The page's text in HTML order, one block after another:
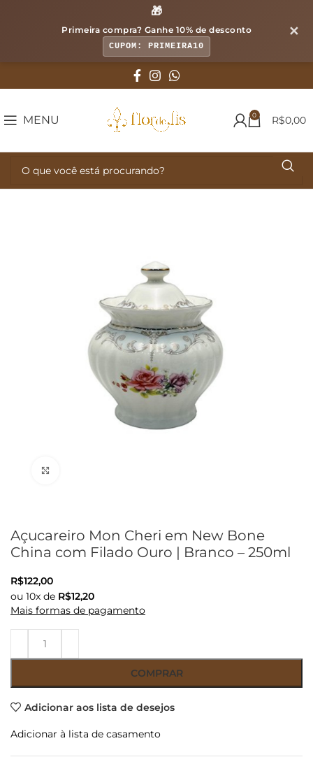
🎁
Primeira compra? Ganhe 10% de desconto
CUPOM: PRIMEIRA10
✕
MENU 0 R$0,00
Açucareiro Mon Cheri em New Bone
China com Filado Ouro | Branco – 250ml
R$122,00
ou 10x de R$12,20
Mais formas de pagamento
COMPRAR
Adicionar aos lista de desejos
Adicionar à lista de casamento